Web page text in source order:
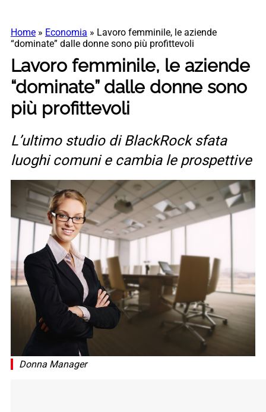
Home » Economia » Lavoro femminile, le aziende
“dominate” dalle donne sono più profittevoli
Lavoro femminile, le aziende
“dominate” dalle donne sono
più profittevoli
L’ultimo studio di BlackRock sfata
luoghi comuni e cambia le prospettive
Donna Manager